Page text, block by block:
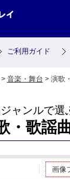
ご利用ガイド
> 音楽・舞台 > 演歌
ャンルで選
・歌謡
画像